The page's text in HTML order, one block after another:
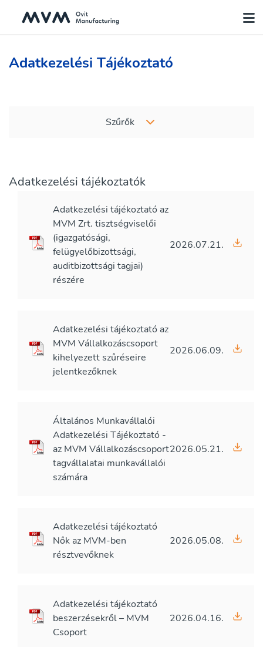
Adatkezelési Tájékoztató
Szűrők
Adatkezelési tájékoztatók
Adatkezelési tájékoztató az
MVM Zrt. tisztségviselői
(igazgatósági,
felügyelőbizottsági,
auditbizottsági tagjai)
részére
2026.07.21.
Adatkezelési tájékoztató az
MVM Vállalkozáscsoport
kihelyezett szűréseire
jelentkezőknek
2026.06.09.
Általános Munkavállalói
Adatkezelési Tájékoztató -
az MVM Vállalkozáscsoport
tagvállalatai munkavállalói
számára
2026.05.21.
Adatkezelési tájékoztató
Nők az MVM-ben
résztvevőknek
2026.05.08.
Adatkezelési tájékoztató
beszerzésekről – MVM
Csoport
2026.04.16.